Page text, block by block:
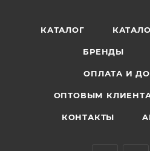
КАТАЛОГ
БРЕНДЫ
ОПЛАТА И
ОПТОВЫМ
КОНТАКТЫ